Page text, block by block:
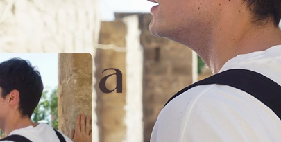
เนื้อหาที่แนะนำ รายละเอียด